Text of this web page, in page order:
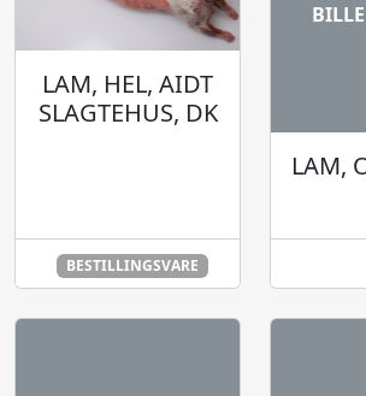
LAM, HEL, AIDT
SLAGTEHUS, DK
BESTILLINGSVARE
LAM,